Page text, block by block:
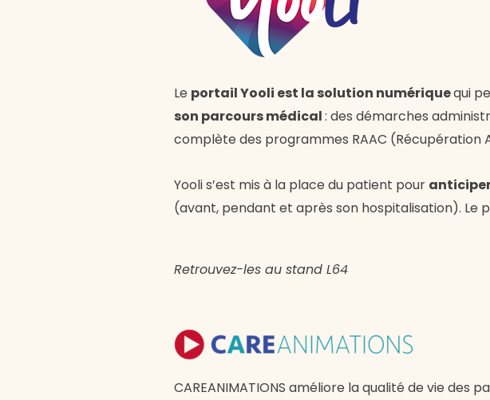
Le portail Yooli est la solution numériquequi
son parcours médical: des démarches
complète des programmes RAAC (Récupération
Yooli s’est mis à la place du patient pour
(avant, pendant et après son hospitalisation). Le
Retrouvez-les au stand L64
CAREANIMATIONS améliore la qualité de vie